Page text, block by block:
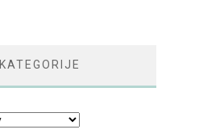
KATEGORIJE